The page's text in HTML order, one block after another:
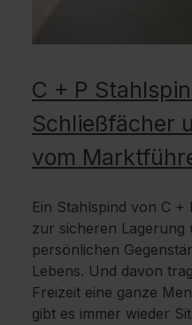
C + P
Schließfächer
vom
Ein Stahlspind von C
zur sicheren
persönlichen
Lebens. Und davon
Freizeit eine ganze
gibt es immer wieder